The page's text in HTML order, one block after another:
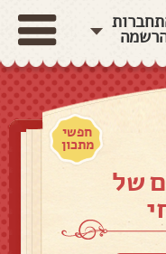
חפשי
מתכון
של